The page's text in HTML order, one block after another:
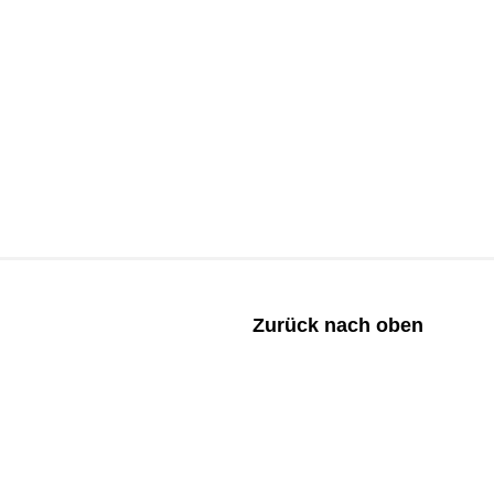
Zurück nach oben